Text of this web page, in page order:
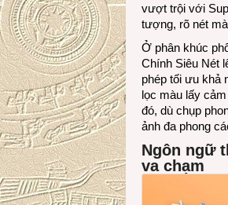
vượt trội với
tượng, rõ nét
Ở phân khúc
Chính Siêu Nét
phép tối ưu khả
lọc màu lấy
đó, dù chụp
ảnh đa phong
Ngôn ngữ
va chạm